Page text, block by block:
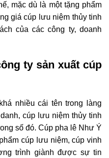
mặc dù là một tặng phẩm
giá cúp lưu niệm thủy tinh
của các công ty, doanh
ty sản xuất cúp
nhiều cái tên trong làng
cúp lưu niệm thủy tinh
số đó. Cúp pha lê Như Ý
cúp lưu niệm, cúp vinh
trình giành được sự tin